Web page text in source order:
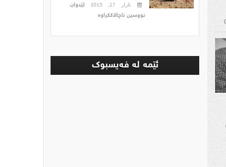
ئازار 17, 2015
لێدوان
نووسین ناچالاککراوە
ئێمه‌ له‌ فه‌یسبوك